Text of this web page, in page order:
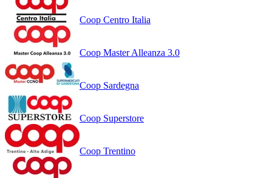
Coop Centro Italia
Coop Master Alleanza 3.0
Coop Sardegna
Coop Superstore
Coop Trentino